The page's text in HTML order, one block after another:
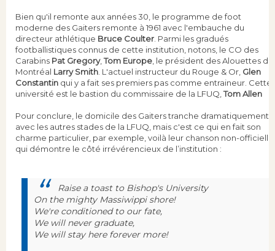
Bien qu'il remonte aux années 30, le programme de foot
moderne des Gaiters remonte à 1961 avec l'embauche du
directeur athlétique Bruce Coulter . Parmi les gradués
footballistiques connus de cette institution, notons, le CO des
Carabins Pat Gregory,Tom Europe , le président des Alouettes de
Montréal Larry Smith . L'actuel instructeur du Rouge & Or, Glen
Constantin qui y a fait ses premiers pas comme entraineur. Cette
université est le bastion du commissaire de la LFUQ,Tom Allen
Pour conclure, le domicile des Gaiters tranche dramatiquement
avec les autres stades de la LFUQ, mais c'est ce qui en fait son
charme particulier, par exemple, voilà leur chanson non-officielle
qui démontre le côté irrévérencieux de l’institution :
Raise a toast to Bishop's University
On the mighty Massiwippi shore!
We're conditioned to our fate,
We will never graduate,
We will stay here forever more!